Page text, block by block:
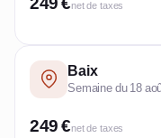
net de taxes
Baix
Semaine du 18
249 €net de taxes